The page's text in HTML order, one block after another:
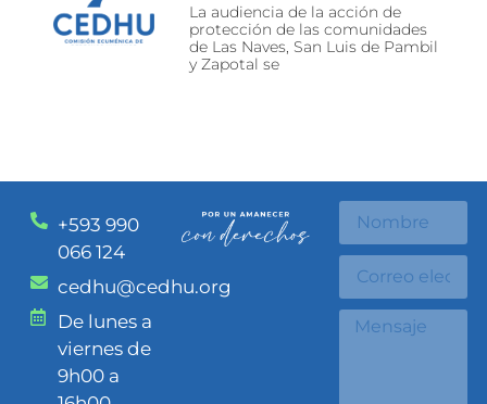
La audiencia de la acción de
protección de las comunidades
de Las Naves, San Luis de Pambil
y Zapotal se
+593 990
066 124
cedhu@cedhu.org
De lunes a
viernes de
9h00 a